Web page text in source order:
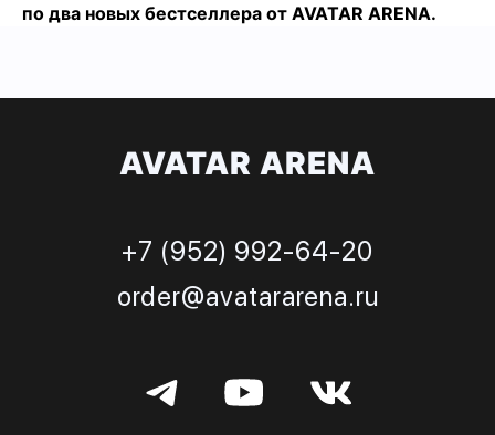
по два новых бестселлера от AVATAR ARENA.
+7 (952) 992-64-20
order@avatararena.ru
AVATAR ARENA